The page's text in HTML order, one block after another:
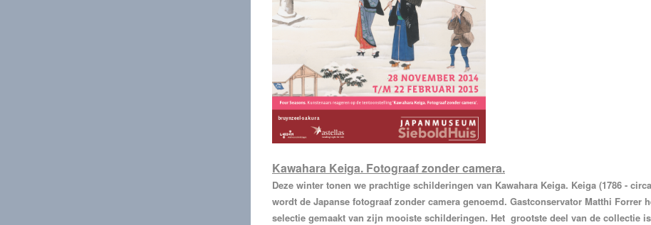
Kawahara Keiga. Fotograaf zonder camera.
Deze winter tonen we prachtige schilderingen van Kawahara Keiga. Keiga (1786 -
wordt de Japanse fotograaf zonder camera genoemd. Gastconservator Matthi Forrer
selectie gemaakt van zijn mooiste schilderingen. Het grootste deel van de collectie